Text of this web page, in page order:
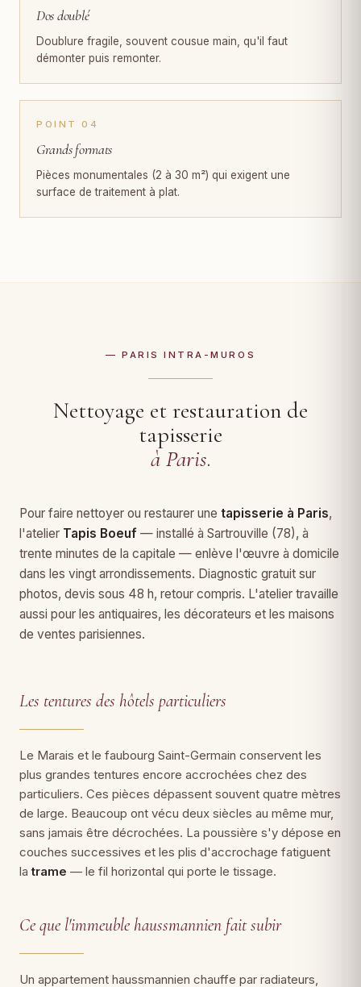
Dos doublé
Doublure fragile, souvent cousue main, qu'il faut
démonter puis remonter.
POINT 04
Grands formats
Pièces monumentales (2 à 30 m²) qui exigent une
surface de traitement à plat.
— PARIS INTRA-MUROS
Nettoyage et restauration de
tapisserie
à Paris.
Pour faire nettoyer ou restaurer une tapisserie à Paris,
l'atelier Tapis Boeuf — installé à Sartrouville (78), à
trente minutes de la capitale — enlève l'œuvre à domicile
dans les vingt arrondissements. Diagnostic gratuit sur
photos, devis sous 48 h, retour compris. L'atelier travaille
aussi pour les antiquaires, les décorateurs et les maisons
de ventes parisiennes.
Les tentures des hôtels particuliers
Le Marais et le faubourg Saint-Germain conservent les
plus grandes tentures encore accrochées chez des
particuliers. Ces pièces dépassent souvent quatre mètres
de large. Beaucoup ont vécu deux siècles au même mur,
sans jamais être décrochées. La poussière s'y dépose en
couches successives et les plis d'accrochage fatiguent
latrame — le fil horizontal qui porte le tissage.
Ce que l'immeuble haussmannien fait subir
Un appartement haussmannien chauffe par radiateurs,